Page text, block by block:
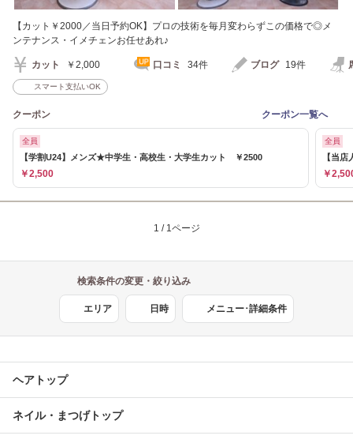
【カット￥2000／当日予約OK】プロの技術を毎月変わらずこの価格で◎メ
ンテナンス・イメチェンお任せあれ♪
カット ￥2,000 口コミ 34件 ブログ 19件
スマート支払いOK
クーポン クーポン一覧へ
全員
【学割U24】メンズ★中学生・高校生・大学生カット ￥2500
￥2,500
全員
【当
￥
1 / 1ページ
検索条件の変更・絞り込み
エリア 日時 メニュー･詳細条件
ヘアトップ
ネイル・まつげトップ